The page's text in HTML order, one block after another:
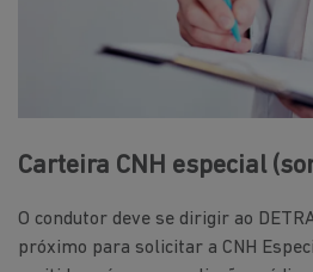
Carteira CNH especial
O condutor deve se dirigir ao
próximo para solicitar a CNH